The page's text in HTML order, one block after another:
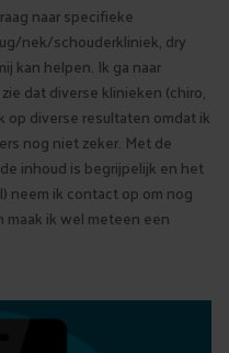
naar specifieke
nek/schouderkliniek, dry
kan helpen. Ik ga naar
dat diverse klinieken (chiro,
diverse resultaten omdat ik
nog niet zeker. Met de
inhoud is begrijpelijk en het
neem ik contact op om nog
ik wel meteen een